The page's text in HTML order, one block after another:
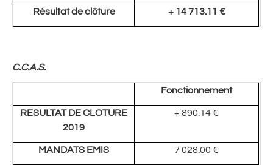
Résultat de clôture + 14 713.11 €
C.C.A.S.
Fonctionnement
RESULTAT DE CLOTURE
2019
+ 890.14 €
MANDATS EMIS 7 028.00 €